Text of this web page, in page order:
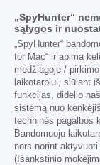
„SpyHunter“
sąlygos ir
„SpyHunter“
for Mac“ ir apima
medžiagoje /
laikotarpiui, siūlant
funkcijas, didelio
sistemą nuo
techninės pagalbos
Bandomuoju
nors norint
(Išankstinio